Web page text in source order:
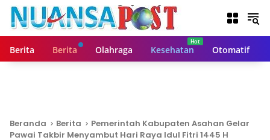
Berita Berita Olahraga Kesehatan Otomatif
Beranda Berita
Pemerintah Kabupaten Asahan Gelar
Pawai Takbir Menyambut Hari Raya Idul Fitri 1445 H